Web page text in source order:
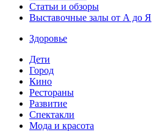
Статьи и обзоры
Выставочные залы от А до Я
Здоровье
Дети
Город
Кино
Рестораны
Развитие
Спектакли
Мода и красота